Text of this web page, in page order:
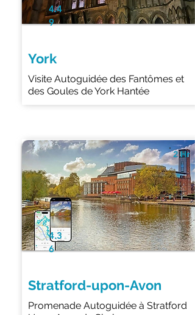
4.4
9
York
Visite Autoguidée des Fantômes et
des Goules de York Hantée
4.3
6
Stratford-upon-Avon
Promenade Autoguidée à Stratford
2 Hr